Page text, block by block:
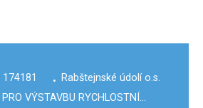
174181 • Rabštejnské údolí o.s.
VÝSTAVBU RYCHLOSTNÍ…